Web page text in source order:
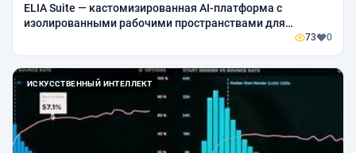
ELIA Suite — кастомизированная AI-платформа с
изолированными рабочими пространствами для
партнеров и поставщиков на базе Claude i OpenClaw 73 0
ИСКУССТВЕННЫЙ ИНТЕЛЛЕКТ